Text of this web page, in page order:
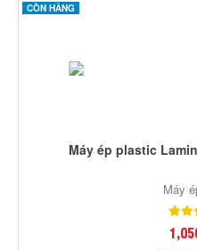
CÒN HÀNG
Máy ép plastic
Máy